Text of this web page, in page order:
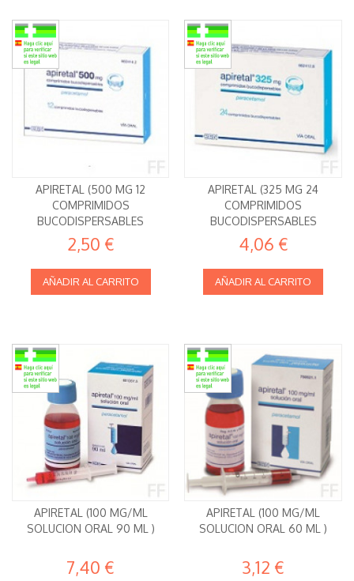
APIRETAL (500 MG 12
COMPRIMIDOS
BUCODISPERSABLES
2,50 €
AÑADIR AL CARRITO
APIRETAL (325 MG 24
COMPRIMIDOS
BUCODISPERSABLES
4,06 €
AÑADIR AL CARRITO
APIRETAL (100 MG/ML
SOLUCION ORAL 90 ML )
7,40 €
APIRETAL (100 MG/ML
SOLUCION ORAL 60 ML )
3,12 €